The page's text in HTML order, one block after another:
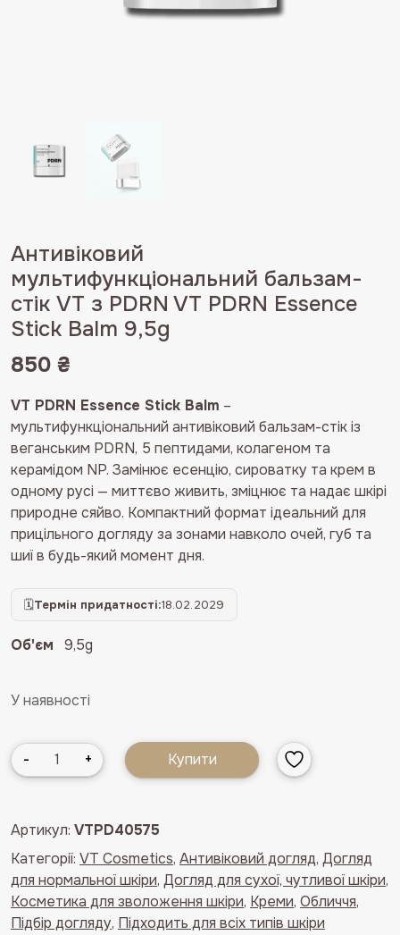
Антивіковий
мультифункціональний бальзам-
стік VT з PDRN VT PDRN Essence
Stick Balm 9,5g
850 ₴
VT PDRN Essence Stick Balm –
мультифункціональний антивіковий бальзам-стік із
веганським PDRN, 5 пептидами, колагеном та
керамідом NP. Замінює есенцію, сироватку та крем в
одному русі — миттєво живить, зміцнює та надає шкірі
природне сяйво. Компактний формат ідеальний для
прицільного догляду за зонами навколо очей, губ та
шиї в будь-який момент дня.
🗓Термін придатності:18.02.2029
Об'єм 9,5g
У наявності
Антивіковий
мультифункціональний
VT
з
PDRN
VT
PDRN
- + Купити
Артикул: VTPD40575
Категорії: VT Cosmetics, Антивіковий догляд, Догляд
для нормальної шкіри, Догляд для сухої, чутливої шкіри,
Косметика для зволоження шкіри, Креми, Обличчя,
Підбір догляду, Підходить для всіх типів шкіри